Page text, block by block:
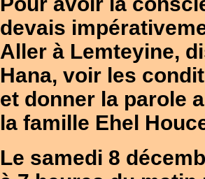
devais
Aller à Lemteyine,
Hana, voir les
et donner la parole
la famille Ehel
Le samedi 8